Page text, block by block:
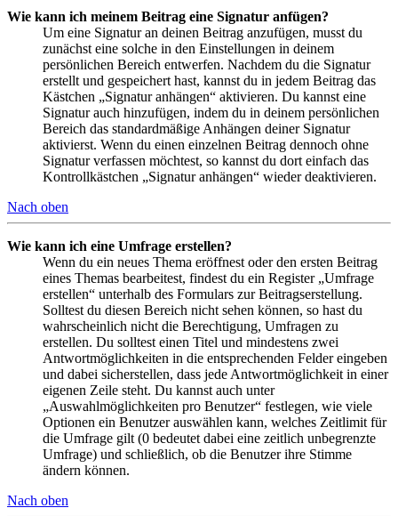
Wie kann ich meinem Beitrag eine Signatur anfügen?
Um eine Signatur an deinen Beitrag anzufügen, musst du
zunächst eine solche in den Einstellungen in deinem
persönlichen Bereich entwerfen. Nachdem du die Signatur
erstellt und gespeichert hast, kannst du in jedem Beitrag das
Kästchen „Signatur anhängen“ aktivieren. Du kannst eine
Signatur auch hinzufügen, indem du in deinem persönlichen
Bereich das standardmäßige Anhängen deiner Signatur
aktivierst. Wenn du einen einzelnen Beitrag dennoch ohne
Signatur verfassen möchtest, so kannst du dort einfach das
Kontrollkästchen „Signatur anhängen“ wieder deaktivieren.
Nach oben
Wie kann ich eine Umfrage erstellen?
Wenn du ein neues Thema eröffnest oder den ersten Beitrag
eines Themas bearbeitest, findest du ein Register „Umfrage
erstellen“ unterhalb des Formulars zur Beitragserstellung.
Solltest du diesen Bereich nicht sehen können, so hast du
wahrscheinlich nicht die Berechtigung, Umfragen zu
erstellen. Du solltest einen Titel und mindestens zwei
Antwortmöglichkeiten in die entsprechenden Felder eingeben
und dabei sicherstellen, dass jede Antwortmöglichkeit in einer
eigenen Zeile steht. Du kannst auch unter
„Auswahlmöglichkeiten pro Benutzer“ festlegen, wie viele
Optionen ein Benutzer auswählen kann, welches Zeitlimit für
die Umfrage gilt (0 bedeutet dabei eine zeitlich unbegrenzte
Umfrage) und schließlich, ob die Benutzer ihre Stimme
ändern können.
Nach oben